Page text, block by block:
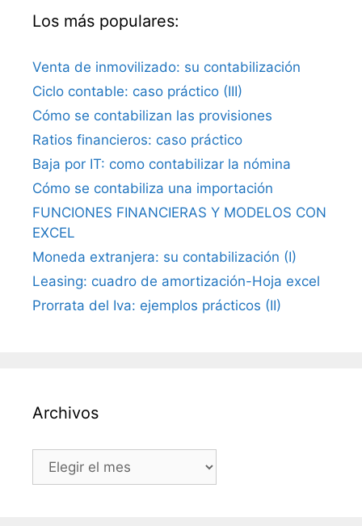
Los más populares:
Venta de inmovilizado: su contabilización
Ciclo contable: caso práctico (III)
Cómo se contabilizan las provisiones
Ratios financieros: caso práctico
Baja por IT: como contabilizar la nómina
Cómo se contabiliza una importación
FUNCIONES FINANCIERAS Y MODELOS CON
EXCEL
Moneda extranjera: su contabilización (I)
Leasing: cuadro de amortización-Hoja excel
Prorrata del Iva: ejemplos prácticos (II)
Archivos
Archivos